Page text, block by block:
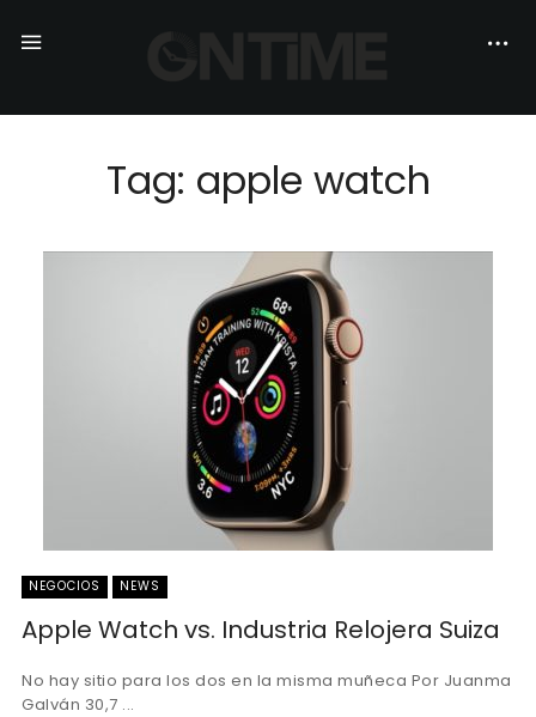
Tag: apple watch
NEGOCIOS NEWS
Apple Watch vs. Industria Relojera Suiza
No hay sitio para los dos en la misma muñeca Por Juanma
Galván 30,7 ...